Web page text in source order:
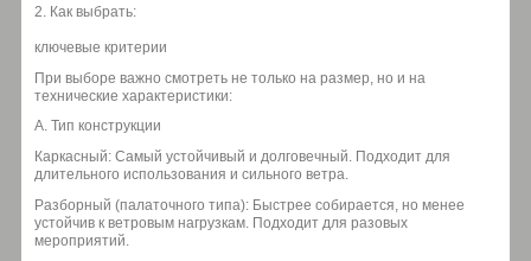
2. Как выбрать:
ключевые критерии
При выборе важно смотреть не только на размер, но и на
технические характеристики:
А. Тип конструкции
Каркасный: Самый устойчивый и долговечный. Подходит для
длительного использования и сильного ветра.
Разборный (палаточного типа): Быстрее собирается, но менее
устойчив к ветровым нагрузкам. Подходит для разовых
мероприятий.